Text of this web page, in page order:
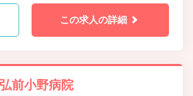
この求人の詳細
前小野病院